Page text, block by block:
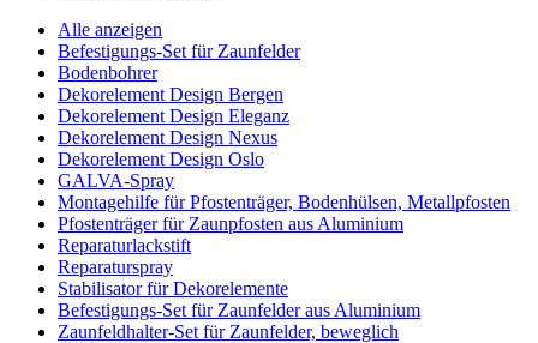
Alle anzeigen
Befestigungs-Set für Zaunfelder
Bodenbohrer
Dekorelement Design Bergen
Dekorelement Design Eleganz
Dekorelement Design Nexus
Dekorelement Design Oslo
GALVA-Spray
Montagehilfe für Pfostenträger, Bodenhülsen, Metallpfosten
Pfostenträger für Zaunpfosten aus Aluminium
Reparaturlackstift
Reparaturspray
Stabilisator für Dekorelemente
Befestigungs-Set für Zaunfelder aus Aluminium
Zaunfeldhalter-Set für Zaunfelder, beweglich